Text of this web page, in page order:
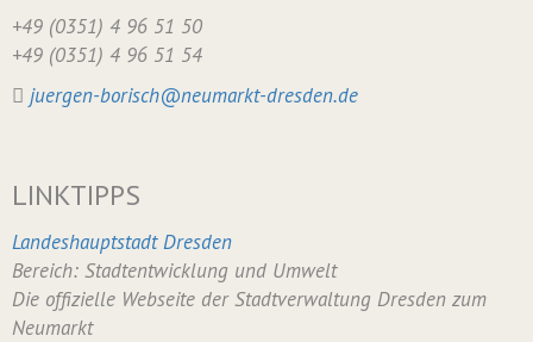
+49 (0351) 4 96 51 50
+49 (0351) 4 96 51 54
juergen-borisch@neumarkt-dresden.de
LINKTIPPS
Landeshauptstadt Dresden
Bereich: Stadtentwicklung und Umwelt
Die offizielle Webseite der Stadtverwaltung Dresden zum
Neumarkt